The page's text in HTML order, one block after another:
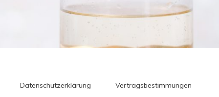
Datenschutzerklärung
Vertragsbestimmungen